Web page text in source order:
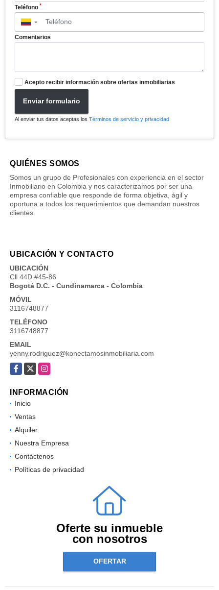
Teléfono *
▼
Comentarios
Acepto recibir información sobre ofertas inmobiliarias
Enviar formulario
Al enviar tus datos aceptas los Términos de servicio y privacidad
QUIÉNES SOMOS
Somos un grupo de Profesionales con experiencia en el sector
Inmobiliario en Colombia y nos caracterizamos por ser una
empresa confiable que responde de forma objetiva, ágil y
oportuna a todos los requerimientos que demandan nuestros
clientes.
UBICACIÓN Y CONTACTO
UBICACIÓN
Cll 44D #45-86
Bogotá D.C. - Cundinamarca - Colombia
MÓVIL
3116748877
TELÉFONO
3116748877
EMAIL
yenny.rodriguez@konectamosinmobiliaria.com
Facebook
X Instagram
INFORMACIÓN
Inicio
Ventas
Alquiler
Nuestra Empresa
Contáctenos
Políticas de privacidad
Oferte su inmueble
con nosotros
OFERTAR